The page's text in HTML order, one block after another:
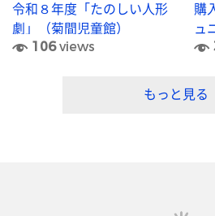
令和８年度「たのしい人形
劇」（菊間児童館）
106views
購
ュ
ー
もっと見る